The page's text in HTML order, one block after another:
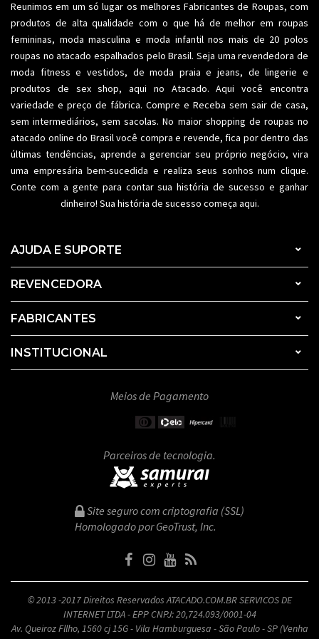
Reunimos em um só lugar os melhoresFabricantes de Roupas, com
produtos de alta qualidade com o que há de melhor em roupas
femininas, moda masculina e moda infantil nos mais de 20 polos
roupas no atacado espalhados pelo Brasil. Seja uma revendedora de
moda fitness e vestidos, de moda praia e jeans, de lingerie e
produtos de sex shop, aqui no Atacado. Aqui você encontra
variedade e preço de fábrica. Compre e Receba sem sair de casa,
sem intermediários, sem sacolas. No maior shopping de roupas no
atacado online do Brasil você compra e revende, fica por dentro das
últimas tendências, aprende a gerenciar seu próprio negócio, vira
uma empresária bem-sucedida e realiza seus sonhos num clique.
Conte com a gente para contar sua história de sucesso e ganhar
dinheiro! Sua história de sucesso começa aqui.
AJUDA E SUPORTE
REVENCEDORA
FABRICANTES
INSTITUCIONAL
Meios de Pagamento
Parceiros de tecnologia.
Site seguro com criptografia (SSL)
Homologado por GeoTrust, Inc.
© 2013 -2017 Direitos Reservados ATACADO.COM.BR SERVICOS DE
INTERNET LTDA - EPP CNPJ: 20,724.093/0001-04
Av. Queiroz Fllho, 1560 cj 15G - Vila Hamburguesa - São Paulo - SP (Venha